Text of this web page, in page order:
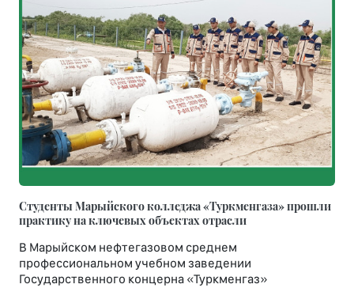
Студенты Марыйского колледжа «Туркменгаза» прошли
практику на ключевых объектах отрасли
В Марыйском нефтегазовом среднем
профессиональном учебном заведении
Государственного концерна «Туркменгаз»